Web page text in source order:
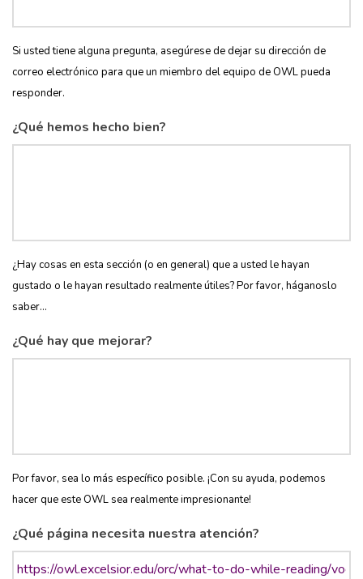
Si usted tiene alguna pregunta, asegúrese de dejar su dirección de
correo electrónico para que un miembro del equipo de OWL pueda
responder.
¿Qué hemos hecho bien?
¿Hay cosas en esta sección (o en general) que a usted le hayan
gustado o le hayan resultado realmente útiles? Por favor, háganoslo
saber...
¿Qué hay que mejorar?
Por favor, sea lo más específico posible. ¡Con su ayuda, podemos
hacer que este OWL sea realmente impresionante!
¿Qué página necesita nuestra atención?